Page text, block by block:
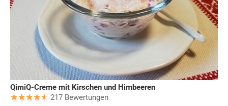
QimiQ-Creme mit Kirschen und Himbeeren
217 Bewertungen